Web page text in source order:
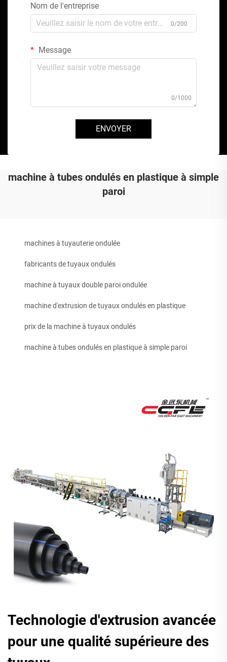
Nom de l'entreprise
0/200
Message
0/1000
ENVOYER
machine à tubes ondulés en plastique à simple
paroi
machines à tuyauterie ondulée
fabricants de tuyaux ondulés
machine à tuyaux double paroi ondulée
machine d'extrusion de tuyaux ondulés en plastique
prix de la machine à tuyaux ondulés
machine à tubes ondulés en plastique à simple paroi
Technologie d'extrusion avancée
pour une qualité supérieure des